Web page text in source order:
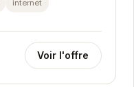
internet
Voir l'offre